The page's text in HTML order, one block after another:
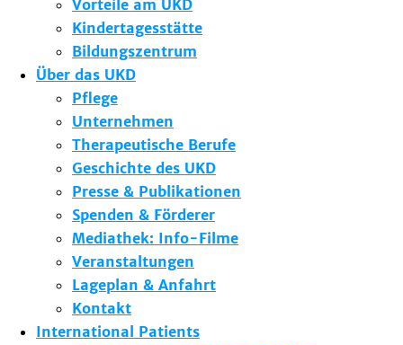
Vorteile am UKD
Kindertagesstätte
Bildungszentrum
Über das UKD
Pflege
Unternehmen
Therapeutische Berufe
Geschichte des UKD
Presse & Publikationen
Spenden & Förderer
Mediathek: Info-Filme
Veranstaltungen
Lageplan & Anfahrt
Kontakt
International Patients